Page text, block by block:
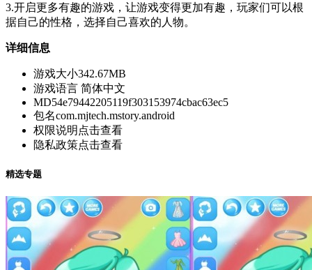
3.开启更多有趣的游戏，让游戏变得更加有趣，玩家们可以根
据自己的性格，选择自己喜欢的人物。
详细信息
游戏大小342.67MB
游戏语言 简体中文
MD54e79442205119f303153974cbac63ec5
包名com.mjtech.mstory.android
权限说明 点击查看
隐私政策点击查看
精选专题